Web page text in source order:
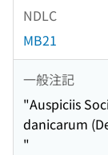
NDLC
MB21
一般注記
"Auspiciis
danicarum
"